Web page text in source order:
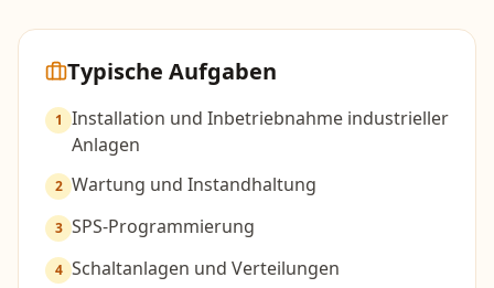
Typische Aufgaben
1 Installation und Inbetriebnahme industrieller
Anlagen
2 Wartung und Instandhaltung
3 SPS-Programmierung
4 Schaltanlagen und Verteilungen